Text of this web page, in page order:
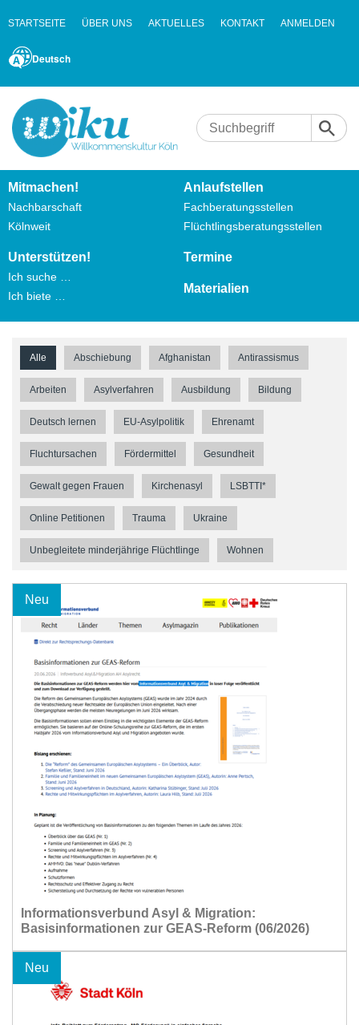
STARTSEITE ÜBER UNS AKTUELLES KONTAKT ANMELDEN
Deutsch
Mitmachen!
Nachbarschaft
Kölnweit
Anlaufstellen
Fachberatungsstellen
Flüchtlingsberatungsstellen
Unterstützen!
Ich suche …
Ich biete …
Termine
Materialien
Alle Abschiebung Afghanistan Antirassismus
Arbeiten Asylverfahren Ausbildung Bildung
Deutsch lernen EU-Asylpolitik Ehrenamt
Fluchtursachen Fördermittel Gesundheit
Gewalt gegen Frauen Kirchenasyl LSBTTI*
Online Petitionen Trauma Ukraine
Unbegleitete minderjährige Flüchtlinge Wohnen
Neu
Informationsverbund Asyl & Migration:
Basisinformationen zur GEAS-Reform (06/2026)
Neu